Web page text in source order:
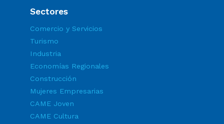
Sectores
Comercio y Servicios
Turismo
Industria
Economías Regionales
Construcción
Mujeres Empresarias
CAME Joven
CAME Cultura